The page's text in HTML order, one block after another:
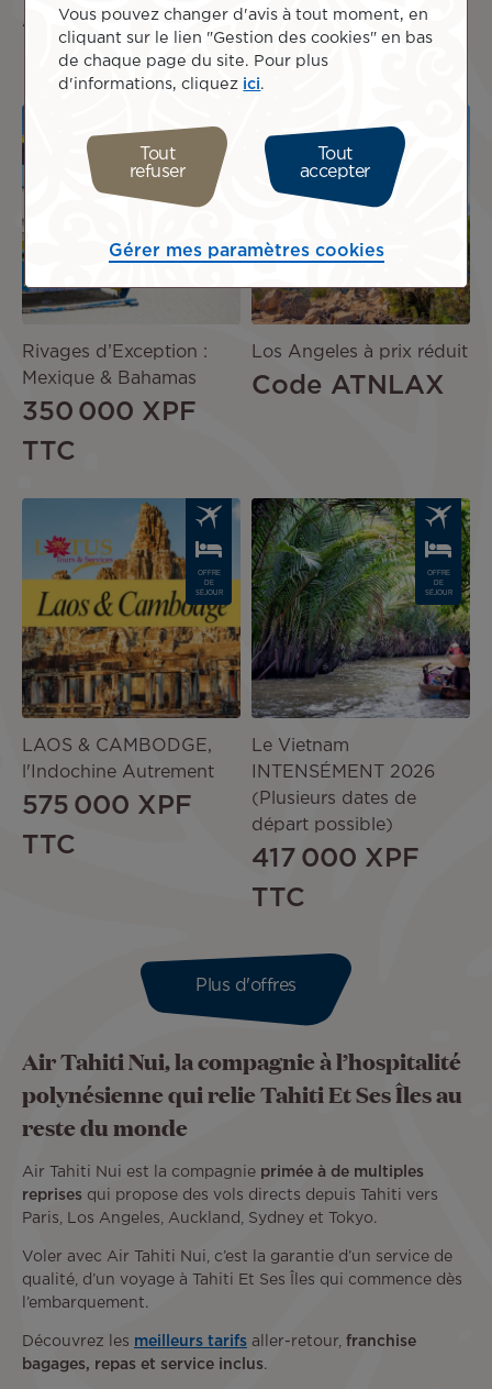
ATNJAPON26
199 500 XPF
TTC
OFFRE
SÉJOUR
Rivages d’Exception :
Mexique & Bahamas
350 000 XPF
TTC
Los Angeles à prix réduit
Code ATNLAX
OFFRE
DE
SÉJOUR
LAOS & CAMBODGE,
l'Indochine Autrement
575 000 XPF
TTC
Image
OFFRE
DE
SÉJOUR
Le Vietnam
INTENSÉMENT 2026
(Plusieurs dates de
départ possible)
417 000 XPF
TTC
Plus d'offres
Air Tahiti Nui, la compagnie à l’hospitalité
polynésienne qui relie Tahiti Et Ses Îles au
reste du monde
Air Tahiti Nui est la compagnie primée à de multiples
reprises qui propose des vols directs depuis Tahiti vers
Paris, Los Angeles, Auckland, Sydney et Tokyo.
Voler avec Air Tahiti Nui, c’est la garantie d’un service de
qualité, d’un voyage à Tahiti Et Ses Îles qui commence dès
l’embarquement.
Découvrez les meilleurs tarifs aller-retour, franchise
bagages, repas et service inclus.
Vous pouvez changer d'avis à tout moment, en
cliquant sur le lien "Gestion des cookies" en bas
de chaque page du site. Pour plus
d'informations, cliquez ici
Tout
refuser
Tout
accepter
Gérer mes paramètres cookies